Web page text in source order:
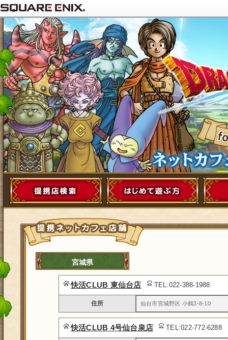
宮城県
快活CLUB 東仙台店 TEL:022-388-1988
住所 仙台市宮城野区 小鶴3-8-10
快活CLUB 4号仙台泉店 TEL:022-772-6288